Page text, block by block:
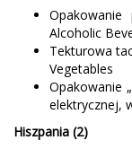
Opakowanie
Alcoholic
Tekturowa
Vegetables
Opakowanie
elektrycznej,
Hiszpania (2)